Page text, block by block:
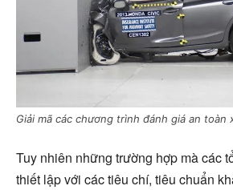
Giải mã các chương trình đánh giá an toàn
Tuy nhiên những trường hợp mà các
thiết lập với các tiêu chí, tiêu chuẩn